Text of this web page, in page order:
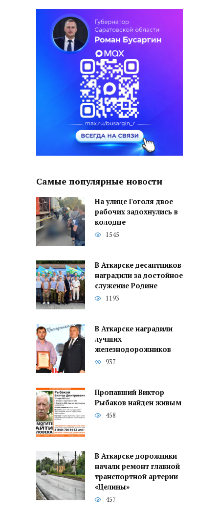
Самые популярные новости
На улице Гоголя двое
рабочих задохнулись в
колодце
1545
В Аткарске десантников
наградили за достойное
служение Родине
1193
В Аткарске наградили
лучших
железнодорожников
937
Пропавший Виктор
Рыбаков найден живым
458
В Аткарске дорожники
начали ремонт главной
транспортной артерии
«Целины»
457